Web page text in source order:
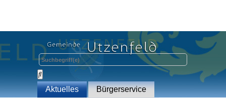
Aktuelles
Bürgerservice